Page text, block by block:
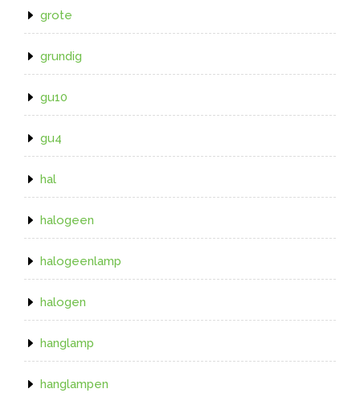
grote
grundig
gu10
gu4
hal
halogeen
halogeenlamp
halogen
hanglamp
hanglampen